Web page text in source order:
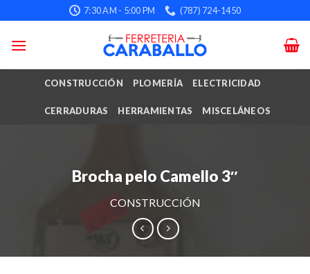
to
content
7:30 AM - 5:00 PM (787) 724-1450
CONSTRUCCIÓN PLOMERÍA ELECTRICIDAD
CERRADURAS HERRAMIENTAS MISCELÁNEOS
Brocha pelo Camello 3″
CONSTRUCCIÓN